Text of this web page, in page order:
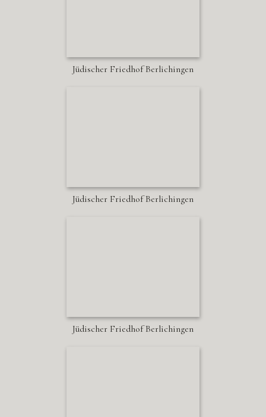
Jüdischer Friedhof Berlichingen
Jüdischer Friedhof Berlichingen
Jüdischer Friedhof Berlichingen